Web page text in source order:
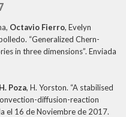
Octavio Fierro, Evelyn
“Generalized Chern-
in three dimensions”. Enviada
Poza, H. Yorston. “A stabilised
diffusion-reaction
el 16 de Noviembre de 2017.